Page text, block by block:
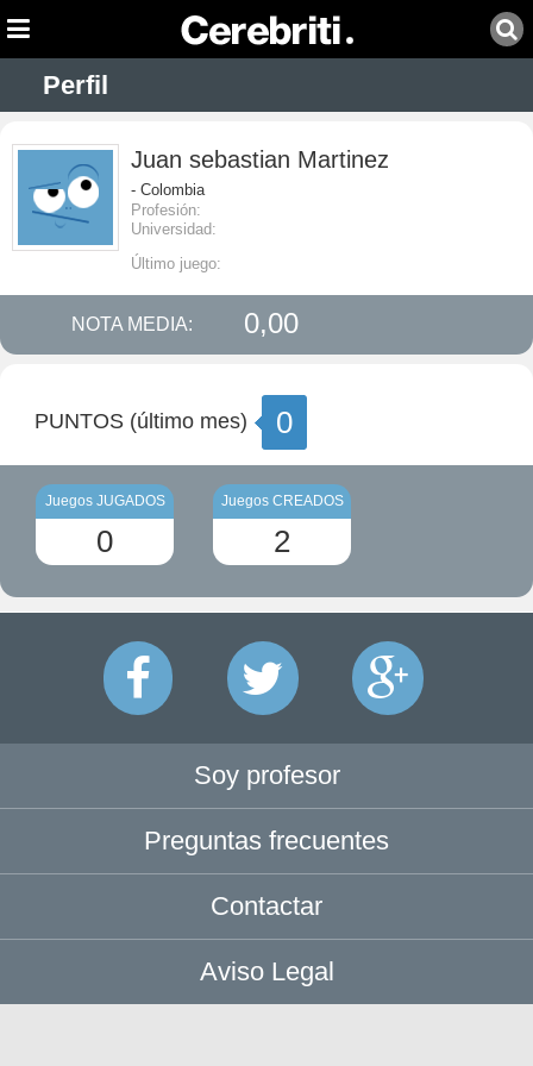
Perfil
Juan sebastian Martinez
- Colombia
Profesión:
Universidad:
Último juego:
NOTA MEDIA: 0,00
PUNTOS (último mes) 0
Juegos JUGADOS
0
Juegos CREADOS
2
Soy profesor
Preguntas frecuentes
Contactar
Aviso Legal